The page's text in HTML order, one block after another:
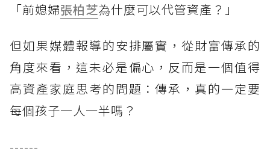
「前媳婦張柏芝為什麼可以代管資產？」
但如果媒體報導的安排屬實，從財富傳承的
角度來看，這未必是偏心，反而是一個值得
高資產家庭思考的問題：傳承，真的一定要
每個孩子一人一半嗎？
------